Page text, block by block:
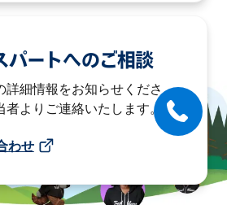
パートへのご相談
詳細情報をお知らせくださ
者よりご連絡いたします。
わせ